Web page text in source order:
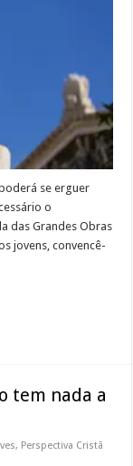
se erguer
o
das Grandes Obras
jovens, convencê-
tem nada a
, Perspectiva Cristã